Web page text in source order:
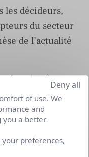
les décideurs,
du secteur
de l’actualité
les plateformes :
of use. We
and
you a better
preferences,
Deny all